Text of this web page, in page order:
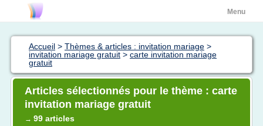
Menu
Accueil > Thèmes & articles : invitation mariage >
invitation mariage gratuit > carte invitation mariage
gratuit
Articles sélectionnés pour le thème : carte
invitation mariage gratuit
→ 99 articles